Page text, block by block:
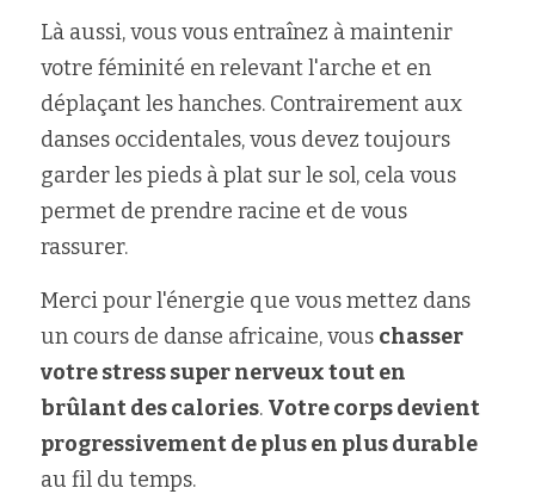
Là aussi, vous vous entraînez à maintenir
votre féminité en relevant l'arche et en
déplaçant les hanches. Contrairement aux
danses occidentales, vous devez toujours
garder les pieds à plat sur le sol, cela vous
permet de prendre racine et de vous
rassurer.
Merci pour l'énergie que vous mettez dans
un cours de danse africaine, vous chasser
votre stress super nerveux tout en
brûlant des calories. Votre corps devient
progressivement de plus en plus durable
au fil du temps.